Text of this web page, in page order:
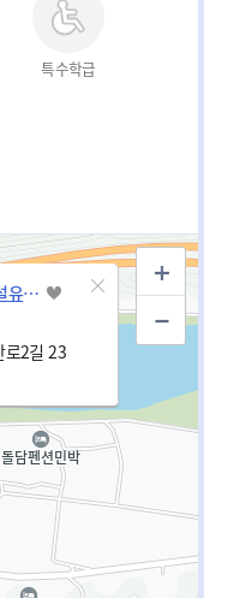
특수학급
동이초등학교우산분교장병설유치원
로2길 23